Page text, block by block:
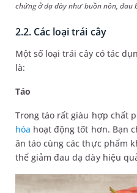
chứng ở dạ dày như buồn nôn, đau
2.2. Các loại trái cây
Một số loại trái cây có tác
là:
Táo
Trong táo rất giàu hợp chất
hóa hoạt động tốt hơn. Bạn
ăn táo cùng các thực phẩm
thể giảm đau dạ dày hiệu